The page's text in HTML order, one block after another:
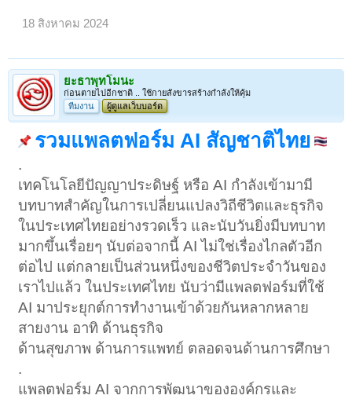
18 สิงหาคม 2024
ยะธาพุทโมนะ
ก่อนตายไปอีกชาติ .. ใช้กายสังขารสร้างกำลังให้คุ้ม
ทีมงาน
ผู้ดูแลเว็บบอร์ด
รวมแพลตฟอร์ม AI สัญชาติไทย
.
เทคโนโลยีปัญญาประดิษฐ์ หรือ AI กำลังเข้ามามี
บทบาทสำคัญในการเปลี่ยนแปลงวิถีชีวิตและธุรกิจ
ในประเทศไทยอย่างรวดเร็ว และนับวันยิ่งมีบทบาท
มากขึ้นเรื่อยๆ นับต่อจากนี้ AI ไม่ใช่เรื่องไกลตัวอีก
ต่อไป แต่กลายเป็นส่วนหนึ่งของชีวิตประจำวันของ
เราไปแล้ว ในประเทศไทย นับว่ามีแพลตฟอร์มที่ใช้
AI มาประยุกต์การทำงานเข้าด้วยกันหลากหลาย
สายงาน อาทิ ด้านธุรกิจ
ด้านสุขภาพ ด้านการแพทย์ ตลอดจนด้านการศึกษา
.
แพลตฟอร์ม AI จากการพัฒนาขององค์กรและ